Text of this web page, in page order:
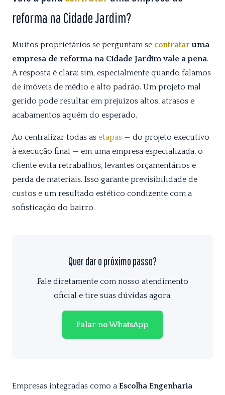
reforma na Cidade Jardim?
Muitos proprietários se perguntam se contrataruma
empresa de reforma na Cidade Jardim vale a pena.
A resposta é clara: sim, especialmente quando falamos
de imóveis de médio e alto padrão. Um projeto mal
gerido pode resultar em prejuízos altos, atrasos e
acabamentos aquém do esperado.
Ao centralizar todas as etapas — do projeto executivo
à execução final — em uma empresa especializada, o
cliente evita retrabalhos, levantes orçamentários e
perda de materiais. Isso garante previsibilidade de
custos e um resultado estético condizente com a
sofisticação do bairro.
Quer dar o próximo passo?
Fale diretamente com nosso atendimento
oficial e tire suas dúvidas agora.
Falar no WhatsApp
Empresas integradas como a Escolha Engenharia